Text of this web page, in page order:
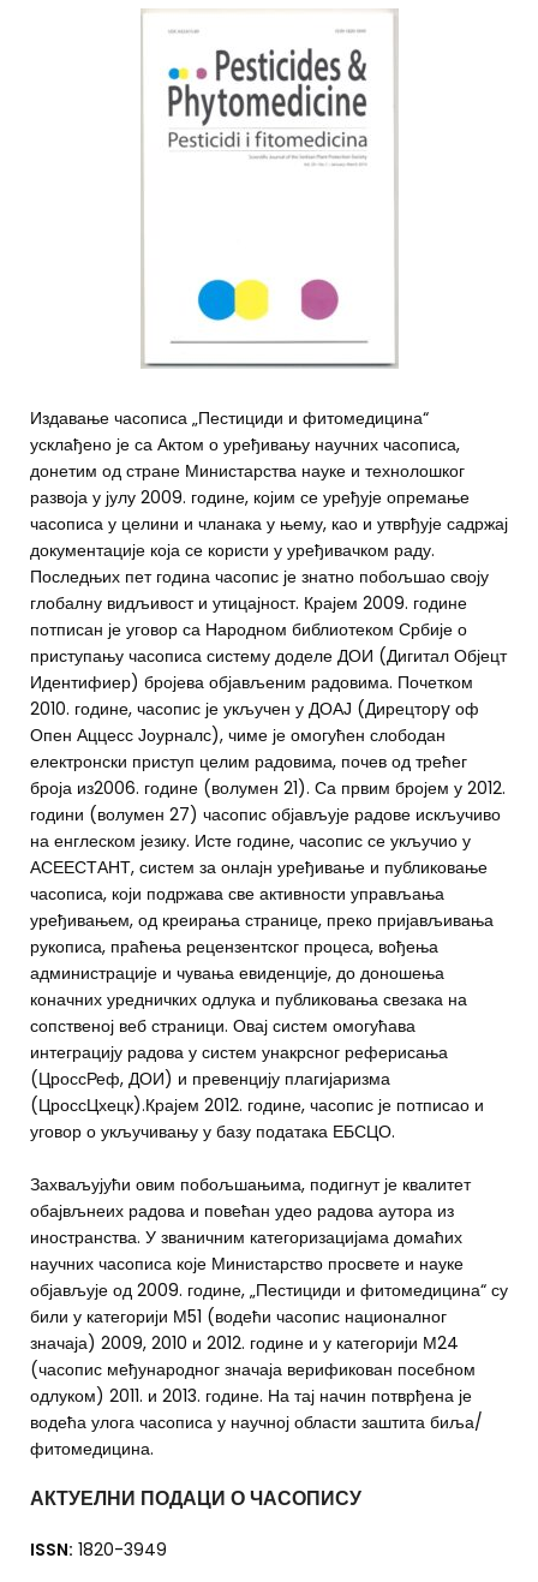
Издавање часописа „Пестициди и фитомедицина“
усклађено је са Актом о уређивању научних часописа,
донетим од стране Министарства науке и технолошког
развоја у јулу 2009. године, којим се уређује опремање
часописа у целини и чланака у њему, као и утврђује садржај
документације која се користи у уређивачком раду.
Последњих пет година часопис је знатно побољшао своју
глобалну видљивост и утицајност. Крајем 2009. године
потписан је уговор са Народном библиотеком Србије о
приступању часописа систему доделе ДОИ (Дигитал Објецт
Идентифиер) бројева објављеним радовима. Почетком
2010. године, часопис је укључен у ДОАЈ (Дирецторy оф
Опен Аццесс Јоурналс), чиме је омогућен слободан
електронски приступ целим радовима, почев од трећег
броја из2006. године (волумен 21). Са првим бројем у 2012.
години (волумен 27) часопис објављује радове искључиво
на енглеском језику. Исте године, часопис се укључио у
АСЕЕСТАНТ, систем за онлајн уређивање и публиковање
часописа, који подржава све активности управљања
уређивањем, од креирања странице, преко пријављивања
рукописа, праћења рецензентског процеса, вођења
администрације и чувања евиденције, до доношења
коначних уредничких одлука и публиковања свезака на
сопственој веб страници. Овај систем омогућава
интеграцију радова у систем унакрсног реферисања
(ЦроссРеф, ДОИ) и превенцију плагијаризма
(ЦроссЦхецк).Крајем 2012. године, часопис је потписао и
уговор о укључивању у базу података ЕБСЦО.
Захваљујући овим побољшањима, подигнут је квалитет
обајвљнеих радова и повећан удео радова аутора из
иностранства. У званичним категоризацијама домаћих
научних часописа које Министарство просвете и науке
објављује од 2009. године, „Пестициди и фитомедицина“ су
били у категорији М51 (водећи часопис националног
значаја) 2009, 2010 и 2012. године и у категорији М24
(часопис међународног значаја верификован посебном
одлуком) 2011. и 2013. године. На тај начин потврђена је
водећа улога часописа у научној области заштита биља/
фитомедицина.
АКТУЕЛНИ ПОДАЦИ О ЧАСОПИСУ
ISSN: 1820-3949